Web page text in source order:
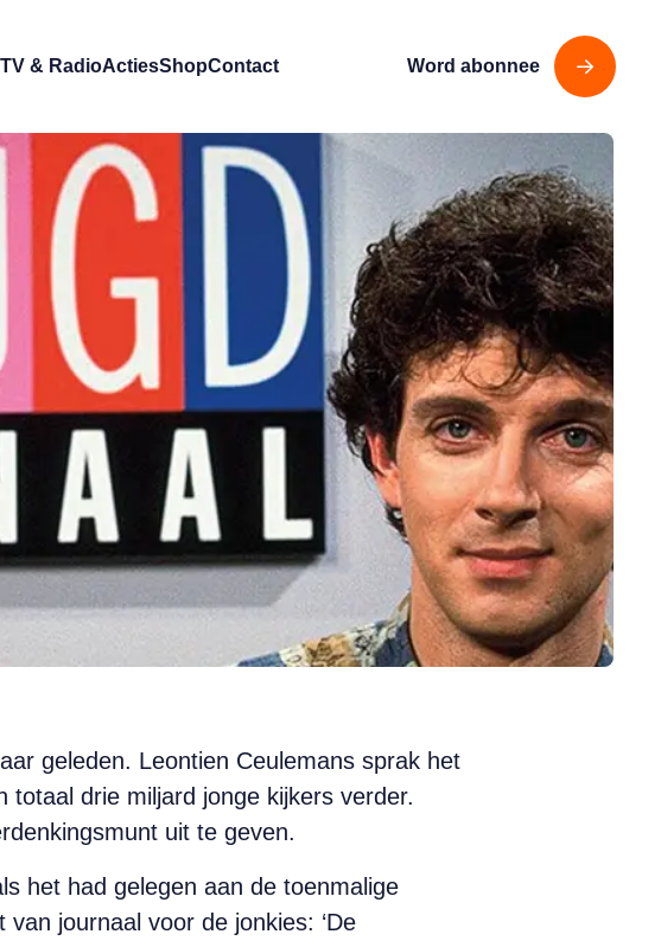
TV & RadioActiesShopContact Word abonnee
geleden. Leontien Ceulemans sprak het
drie miljard jonge kijkers verder.
uit te geven.
het had gelegen aan de toenmalige
journaal voor de jonkies: ‘De